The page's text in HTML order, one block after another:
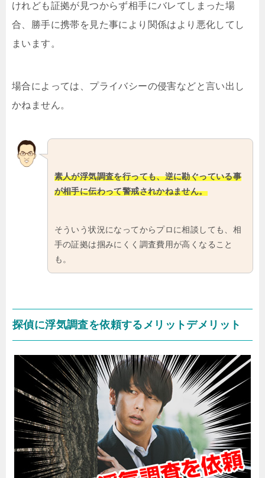
けれども証拠が見つからず相手にバレてしまった場
合、勝手に携帯を見た事により関係はより悪化してし
まいます。
場合によっては、プライバシーの侵害などと言い出し
かねません。
素人が浮気調査を行っても、逆に勘ぐっている事
が相手に伝わって警戒されかねません。
そういう状況になってからプロに相談しても、相
手の証拠は掴みにくく調査費用が高くなること
も。
探偵に浮気調査を依頼するメリットデメリット